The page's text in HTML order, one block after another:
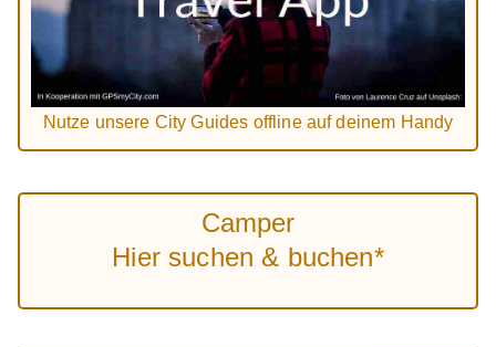
Nutze unsere City Guides offline auf deinem Handy
Camper
Hier suchen & buchen*